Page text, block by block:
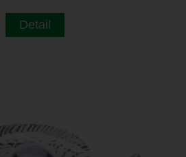
Detail